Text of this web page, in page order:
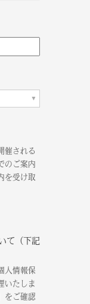
催される
のご案内
を受け取
て（下記
人情報保
いたしま
をご確認